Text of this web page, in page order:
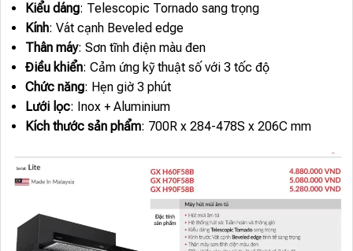
Kiểu dáng: Telescopic Tornado sang trọng
Kính: Vát cạnh Beveled edge
Thân máy: Sơn tĩnh điện màu đen
Điều khiển: Cảm ứng kỹ thuật số với 3 tốc độ
Chức năng: Hẹn giờ 3 phút
Lưới lọc: Inox + Aluminium
Kích thước sản phẩm: 700R x 284-478S x 206C mm